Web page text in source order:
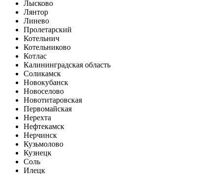
Лысково
Лянтор
Линево
Пролетарский
Котельнич
Котельниково
Котлас
Калининградская область
Соликамск
Новокубанск
Новоселово
Новотитаровская
Первомайская
Нерехта
Нефтекамск
Нерчинск
Кузьмолово
Кузнецк
Соль
Илецк